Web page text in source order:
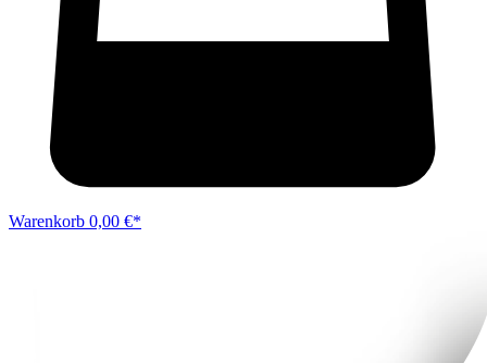
Warenkorb 0,00 €*